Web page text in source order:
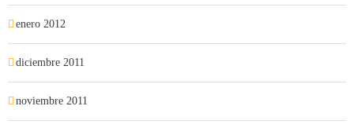
enero 2012
diciembre 2011
noviembre 2011